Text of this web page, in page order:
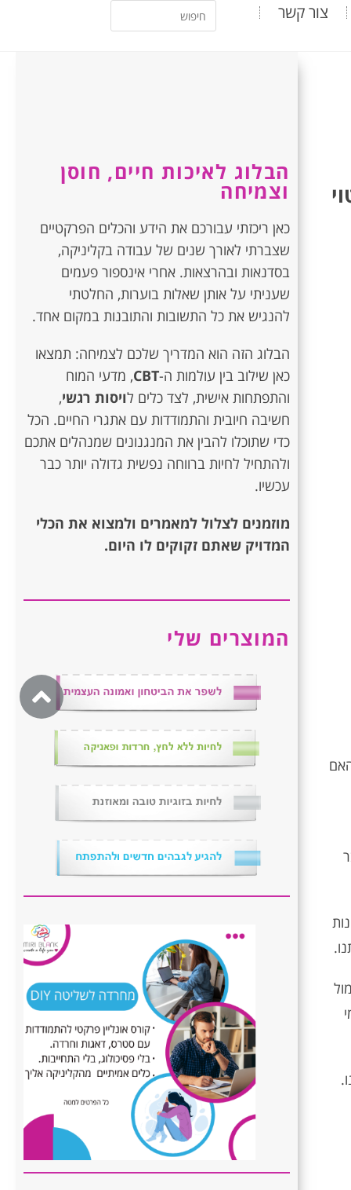
צור קשר
הבלוג לאיכות חיים, חוסן
וצמיחה
כאן ריכזתי עבורכם את הידע והכלים הפרקטיים
שצברתי לאורך שנים של עבודה בקליניקה,
בסדנאות ובהרצאות. אחרי אינספור פעמים
שעניתי על אותן שאלות בוערות, החלטתי
להנגיש את כל התשובות והתובנות במקום אחד.
הבלוג הזה הוא המדריך שלכם לצמיחה: תמצאו
כאן שילוב בין עולמות ה-CBT, מדעי המוח
והתפתחות אישית, לצד כלים לויסות רגשי,
חשיבה חיובית והתמודדות עם אתגרי החיים. הכל
כדי שתוכלו להבין את המנגנונים שמנהלים אתכם
ולהתחיל לחיות ברווחה נפשית גדולה יותר כבר
עכשיו.
מוזמנים לצלול למאמרים ולמצוא את הכלי
המדויק שאתם זקוקים לו היום.
המוצרים שלי